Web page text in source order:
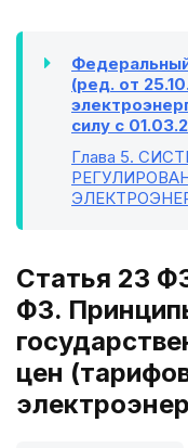
(ред. от
силу с
Глава 5.
Статья 23
ФЗ.
цен